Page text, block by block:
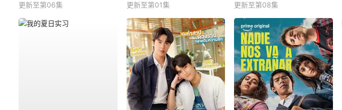
更新至第06集
更新至第01集
更新至第08集